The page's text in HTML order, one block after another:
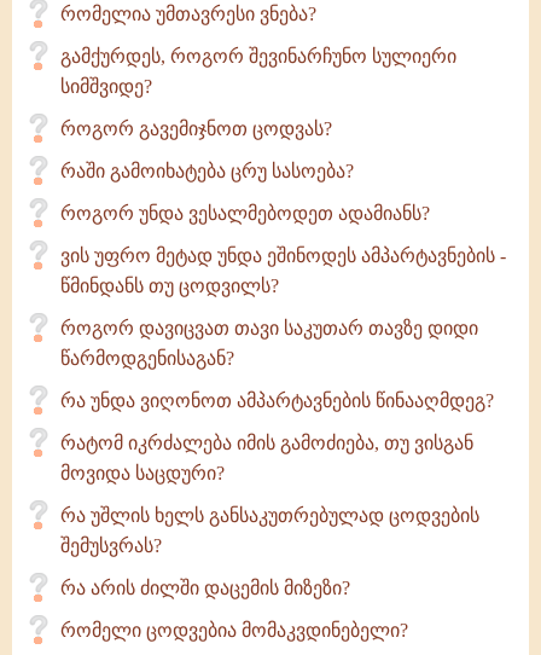
რომელია უმთავრესი ვნება?
გამქურდეს, როგორ შევინარჩუნო სულიერი
სიმშვიდე?
როგორ გავემიჯნოთ ცოდვას?
რაში გამოიხატება ცრუ სასოება?
როგორ უნდა ვესალმებოდეთ ადამიანს?
ვის უფრო მეტად უნდა ეშინოდეს ამპარტავნების -
წმინდანს თუ ცოდვილს?
როგორ დავიცვათ თავი საკუთარ თავზე დიდი
წარმოდგენისაგან?
რა უნდა ვიღონოთ ამპარტავნების წინააღმდეგ?
რატომ იკრძალება იმის გამოძიება, თუ ვისგან
მოვიდა საცდური?
რა უშლის ხელს განსაკუთრებულად ცოდვების
შემუსვრას?
რა არის ძილში დაცემის მიზეზი?
რომელი ცოდვებია მომაკვდინებელი?